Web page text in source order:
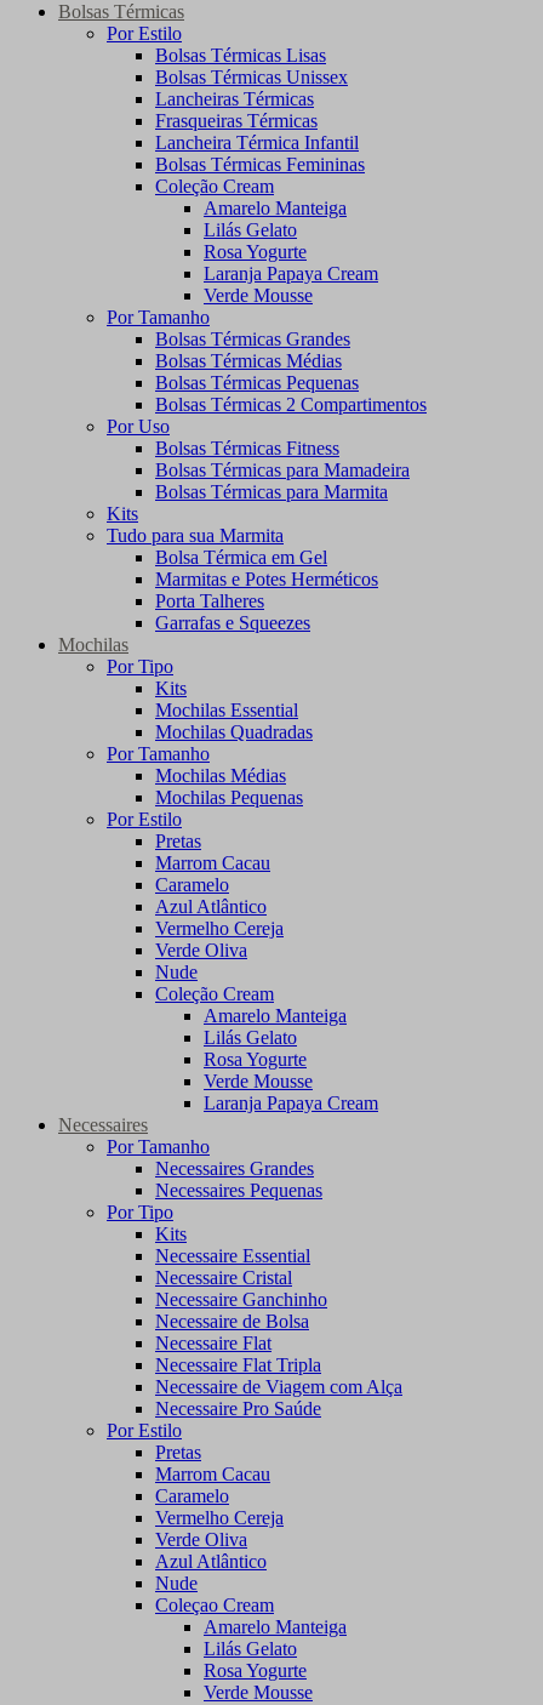
Bolsas Térmicas
Por Estilo
Bolsas Térmicas Lisas
Bolsas Térmicas Unissex
Lancheiras Térmicas
Frasqueiras Térmicas
Lancheira Térmica Infantil
Bolsas Térmicas Femininas
Coleção Cream
Amarelo Manteiga
Lilás Gelato
Rosa Yogurte
Laranja Papaya Cream
Verde Mousse
Por Tamanho
Bolsas Térmicas Grandes
Bolsas Térmicas Médias
Bolsas Térmicas Pequenas
Bolsas Térmicas 2 Compartimentos
Por Uso
Bolsas Térmicas Fitness
Bolsas Térmicas para Mamadeira
Bolsas Térmicas para Marmita
Kits
Tudo para sua Marmita
Bolsa Térmica em Gel
Marmitas e Potes Herméticos
Porta Talheres
Garrafas e Squeezes
Mochilas
Por Tipo
Kits
Mochilas Essential
Mochilas Quadradas
Por Tamanho
Mochilas Médias
Mochilas Pequenas
Por Estilo
Pretas
Marrom Cacau
Caramelo
Azul Atlântico
Vermelho Cereja
Verde Oliva
Nude
Coleção Cream
Amarelo Manteiga
Lilás Gelato
Rosa Yogurte
Verde Mousse
Laranja Papaya Cream
Necessaires
Por Tamanho
Necessaires Grandes
Necessaires Pequenas
Por Tipo
Kits
Necessaire Essential
Necessaire Cristal
Necessaire Ganchinho
Necessaire de Bolsa
Necessaire Flat
Necessaire Flat Tripla
Necessaire de Viagem com Alça
Necessaire Pro Saúde
Por Estilo
Pretas
Marrom Cacau
Caramelo
Vermelho Cereja
Verde Oliva
Azul Atlântico
Nude
Coleçao Cream
Amarelo Manteiga
Lilás Gelato
Rosa Yogurte
Verde Mousse